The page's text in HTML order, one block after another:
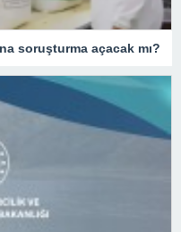
soruşturma açacak mı?